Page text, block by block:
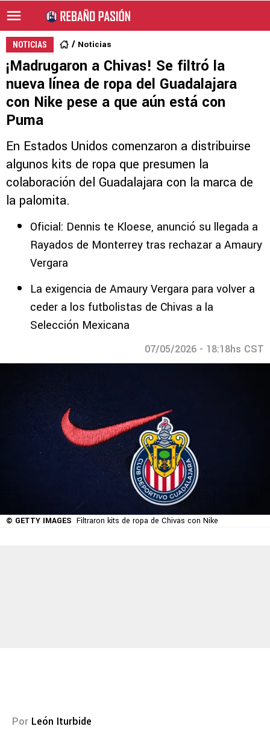
NOTICIAS Noticias
¡Madrugaron a Chivas! Se filtró la
nueva línea de ropa del Guadalajara
con Nike pese a que aún está con
Puma
En Estados Unidos comenzaron a distribuirse
algunos kits de ropa que presumen la
colaboración del Guadalajara con la marca de
la palomita.
Oficial: Dennis te Kloese, anunció su llegada a
Rayados de Monterrey tras rechazar a Amaury
Vergara
La exigencia de Amaury Vergara para volver a
ceder a los futbolistas de Chivas a la
Selección Mexicana
07/05/2026 - 18:18hs CST
© GETTY IMAGES Filtraron kits de ropa de Chivas con Nike
Por León Iturbide